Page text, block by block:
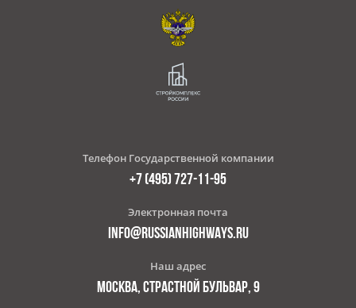
Телефон Государственной компании
+7 (495) 727-11-95
Электронная почта
INFO@RUSSIANHIGHWAYS.RU
Наш адрес
МОСКВА, СТРАСТНОЙ БУЛЬВАР, 9